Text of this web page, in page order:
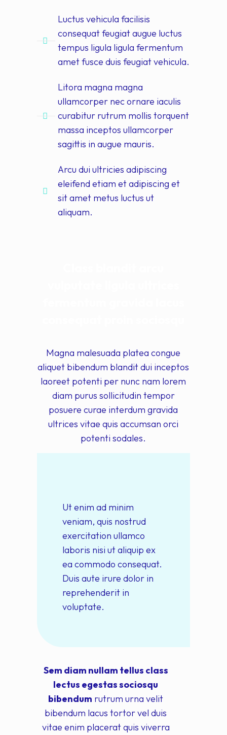
Luctus vehicula facilisis
consequat feugiat augue luctus
tempus ligula ligula fermentum
amet fusce duis feugiat vehicula.
Litora magna magna
ullamcorper nec ornare iaculis
curabitur rutrum mollis torquent
massa inceptos ullamcorper
sagittis in augue mauris.
Arcu dui ultricies adipiscing
eleifend etiam et adipiscing et
sit amet metus luctus ut
aliquam.
Magna malesuada platea congue
aliquet bibendum blandit dui inceptos
laoreet potenti per nunc nam lorem
diam purus sollicitudin tempor
posuere curae interdum gravida
ultrices vitae quis accumsan orci
potenti sodales.
Ut enim ad minim
veniam, quis nostrud
exercitation ullamco
laboris nisi ut aliquip ex
ea commodo consequat.
Duis aute irure dolor in
reprehenderit in
voluptate.
Sem diam nullam tellus class
lectus egestas sociosqu
bibendum rutrum urna velit
bibendum lacus tortor vel duis
vitae enim placerat quis viverra